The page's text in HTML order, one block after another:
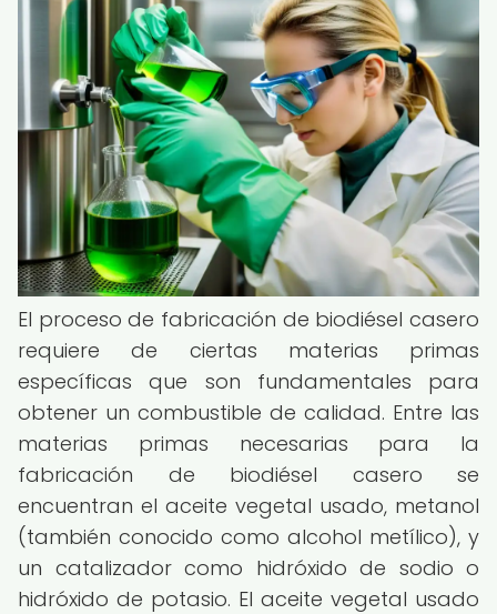
El proceso de fabricación de biodiésel casero
requiere de ciertas materias primas
específicas que son fundamentales para
obtener un combustible de calidad. Entre las
materias primas necesarias para la
fabricación de biodiésel casero se
encuentran el aceite vegetal usado, metanol
(también conocido como alcohol metílico), y
un catalizador como hidróxido de sodio o
hidróxido de potasio. El aceite vegetal usado